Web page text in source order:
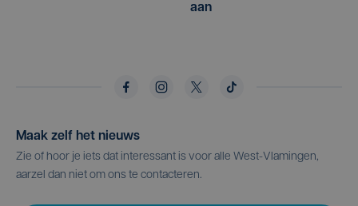
aan
Maak zelf het nieuws
Zie of hoor je iets dat interessant is voor alle West-Vlamingen,
aarzel dan niet om ons te contacteren.